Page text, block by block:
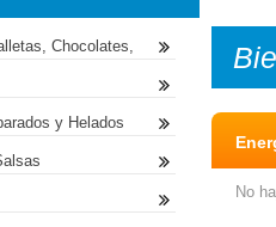
No
Chocolates,
y Helados